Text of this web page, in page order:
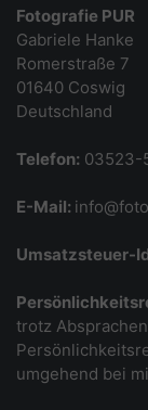
Fotografie PUR
Gabriele Hanke
Romerstraße 7
01640 Coswig
Deutschland
Telefon: 03523-
E-Mail:
Umsatzsteuer-
trotz
umgehend bei